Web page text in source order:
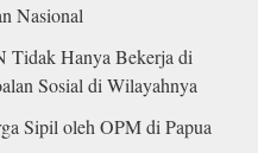
Nasional
Tidak Hanya Bekerja di
Sosial di Wilayahnya
Sipil oleh OPM di Papua